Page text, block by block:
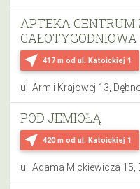
near_me 417 m od ul. Katoickiej 1
APTEKA CENTRUM
CAŁOTYGODNIOWA
ul. Armii Krajowej 13,
near_me 420 m od ul. Katoickiej 1
POD JEMIOŁĄ
ul. Adama Mickiewicza 15,